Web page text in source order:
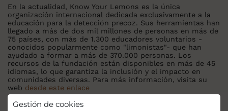
En la actualidad, Know Your Lemons es la única
organización internacional dedicada exclusivamente a la
educación para la detección precoz. Sus herramientas han
llegado a más de dos mil millones de personas en más de
75 países, con más de 1.300 educadores voluntarios -
conocidos popularmente como "limonistas"- que han
ayudado a formar a más de 370.000 personas. Los
recursos de la fundación están disponibles en más de 45
idiomas, lo que garantiza la inclusión y el impacto en
comunidades diversas. Para más información, visita su
web desde este enlace
La labor de la AECC
Gestión de cookies